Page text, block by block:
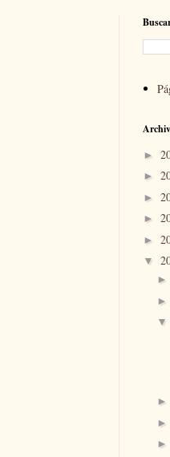
►
►
►
►
►
▼
►
►
▼
►
►
►